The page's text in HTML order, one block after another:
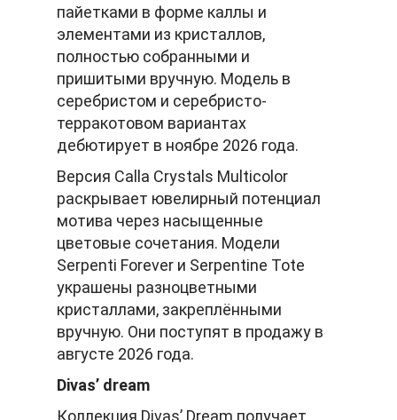
пайетками в форме каллы и
элементами из кристаллов,
полностью собранными и
пришитыми вручную. Модель в
серебристом и серебристо-
терракотовом вариантах
дебютирует в ноябре 2026 года.
Версия Calla Crystals Multicolor
раскрывает ювелирный потенциал
мотива через насыщенные
цветовые сочетания. Модели
Serpenti Forever и Serpentine Tote
украшены разноцветными
кристаллами, закреплёнными
вручную. Они поступят в продажу в
августе 2026 года.
Divas’ dream
Коллекция Divas’ Dream получает